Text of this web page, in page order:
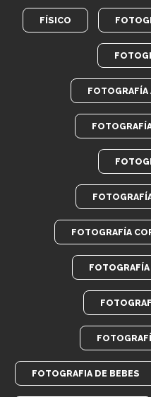
FÍSICO
FOTOGRAFÍA
FOTOGRAFÍA
FOTOGRAFIA DE BEBES